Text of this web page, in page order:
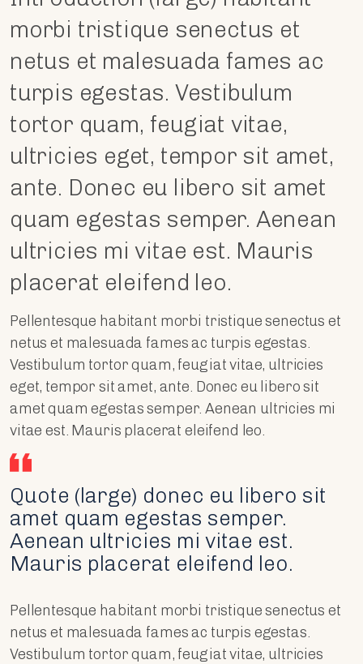
morbi tristique senectus et
netus et malesuada fames ac
turpis egestas. Vestibulum
tortor quam, feugiat vitae,
ultricies eget, tempor sit amet,
ante. Donec eu libero sit amet
quam egestas semper. Aenean
ultricies mi vitae est. Mauris
placerat eleifend leo.
Pellentesque habitant morbi tristique senectus et
netus et malesuada fames ac turpis egestas.
Vestibulum tortor quam, feugiat vitae, ultricies
eget, tempor sit amet, ante. Donec eu libero sit
amet quam egestas semper. Aenean ultricies mi
vitae est. Mauris placerat eleifend leo.
Quote (large) donec eu libero sit
amet quam egestas semper.
Aenean ultricies mi vitae est.
Mauris placerat eleifend leo.
Pellentesque habitant morbi tristique senectus et
netus et malesuada fames ac turpis egestas.
Vestibulum tortor quam, feugiat vitae, ultricies